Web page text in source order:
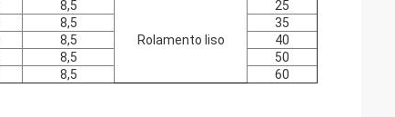
8,5
Rolamento liso
25
8,5
35
8,5
40
8,5
50
8,5 60